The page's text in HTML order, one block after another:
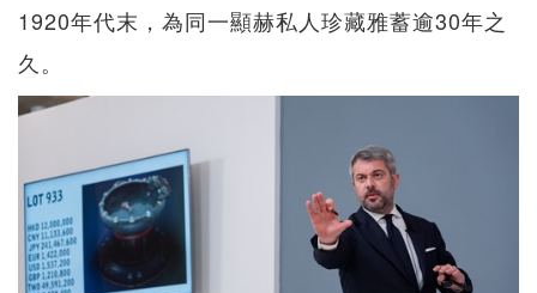
1920年代末，為同一顯赫私人珍藏雅蓄逾30年之
久。